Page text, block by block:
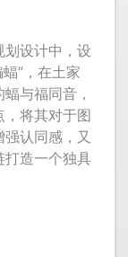
设计中，设
”，在土家
与福同音，
将其对于图
认同感，又
打造一个独具